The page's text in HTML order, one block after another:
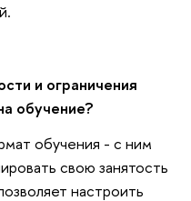
и ограничения
обучение?
обучения - с ним
свою занятость
настроить